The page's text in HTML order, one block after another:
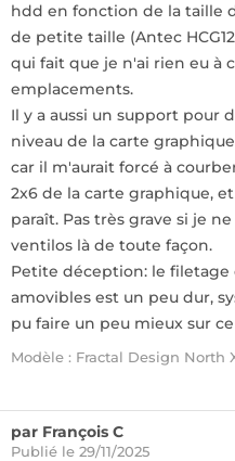
hdd en fonction de la taille
de petite taille (Antec
qui fait que je n'ai rien eu à
emplacements.
Il y a aussi un support pour
niveau de la carte
car il m'aurait forcé à
2x6 de la carte graphique,
paraît. Pas très grave si je
ventilos là de toute façon.
Petite déception: le filetage
amovibles est un peu dur,
pu faire un peu mieux sur
Modèle : Fractal Design North
par François C
Publié le 29/11/2025